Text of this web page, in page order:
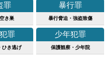
罪
き巣
暴行罪
暴行脅迫・強盗致傷
罪
ひき逃げ
少年犯罪
保護観察・少年院